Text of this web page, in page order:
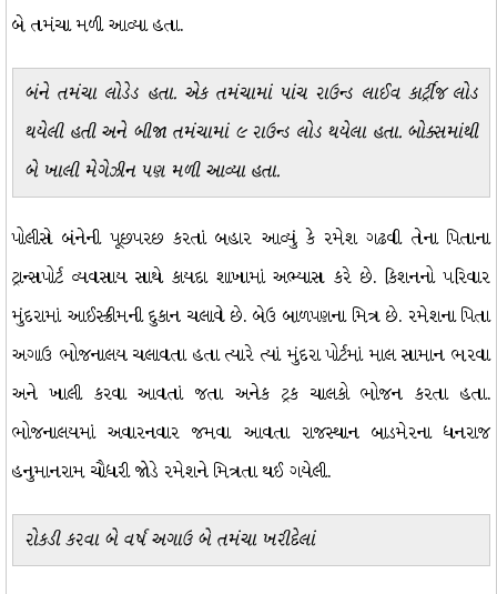
બે તમંચા મળી આવ્યા હતા.
બંને તમંચા લોડેડ હતા. એક તમંચામાં પાંચ રાઉન્ડ લાઈવ કાર્ટ્રીજ લોડ
થયેલી હતી અને બીજા તમંચામાં ૯ રાઉન્ડ લોડ થયેલા હતા. બોક્સમાંથી
બે ખાલી મેગેઝીન પણ મળી આવ્યા હતા.
પોલીસે બંનેની પૂછપરછ કરતાં બહાર આવ્યું કે રમેશ ગઢવી તેના પિતાના
ટ્રાન્સપોર્ટ વ્યવસાય સાથે કાયદા શાખામાં અભ્યાસ કરે છે. કિશનનો પરિવાર
મુંદરામાં આઈસ્ક્રીમની દુકાન ચલાવે છે. બેઉ બાળપણના મિત્ર છે. રમેશના પિતા
અગાઉ ભોજનાલય ચલાવતા હતા ત્યારે ત્યાં મુંદરા પોર્ટમાં માલ સામાન ભરવા
અને ખાલી કરવા આવતાં જતા અનેક ટ્રક ચાલકો ભોજન કરતા હતા.
ભોજનાલયમાં અવારનવાર જમવા આવતા રાજસ્થાન બાડમેરના ધનરાજ
હનુમાનરામ ચૌધરી જોડે રમેશને મિત્રતા થઈ ગયેલી.
રોકડી કરવા બે વર્ષ અગાઉ બે તમંચા ખરીદેલાં